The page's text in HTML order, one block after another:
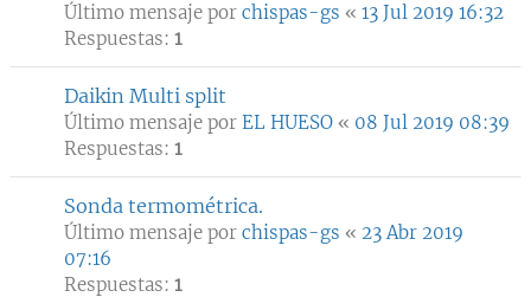
Último mensaje por chispas-gs « 13 Jul 2019 16:32
Respuestas: 1
Daikin Multi split
Último mensaje por EL HUESO « 08 Jul 2019 08:39
Respuestas: 1
Sonda termométrica.
Último mensaje por chispas-gs « 23 Abr 2019
07:16
Respuestas: 1